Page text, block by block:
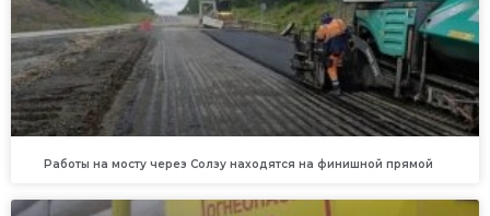
Работы на мосту через Солзу находятся на финишной прямой